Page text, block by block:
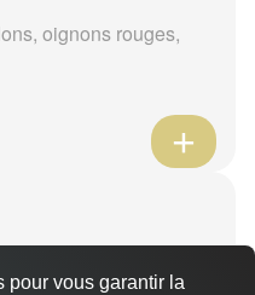
oignons rouges,
pour vous garantir la